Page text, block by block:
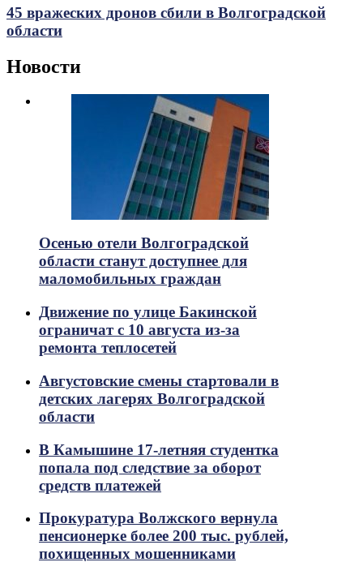
45 вражеских дронов сбили в Волгоградской
области
Новости
Осенью отели Волгоградской
области станут доступнее для
маломобильных граждан
Движение по улице Бакинской
ограничат с 10 августа из-за
ремонта теплосетей
Августовские смены стартовали в
детских лагерях Волгоградской
области
В Камышине 17-летняя студентка
попала под следствие за оборот
средств платежей
Прокуратура Волжского вернула
пенсионерке более 200 тыс. рублей,
похищенных мошенниками